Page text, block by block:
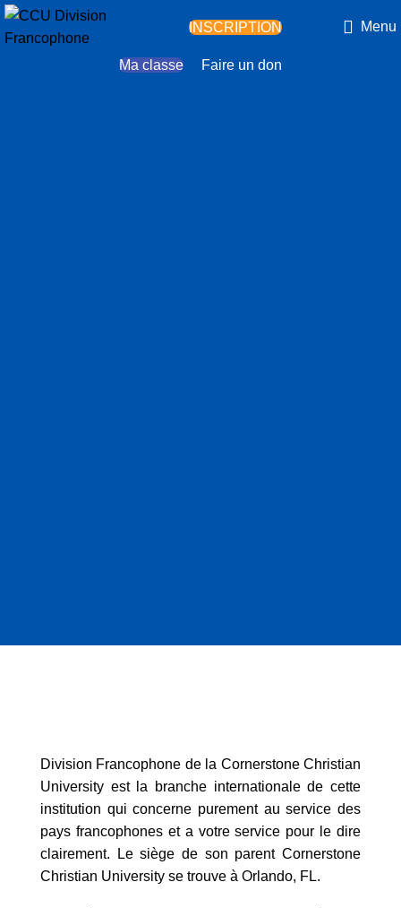
INSCRIPTION Menu
Ma classe Faire un don
Division Francophone de la Cornerstone Christian
University est la branche internationale de cette
institution qui concerne purement au service des
pays francophones et a votre service pour le dire
clairement. Le siège de son parent Cornerstone
Christian University se trouve à Orlando, FL.